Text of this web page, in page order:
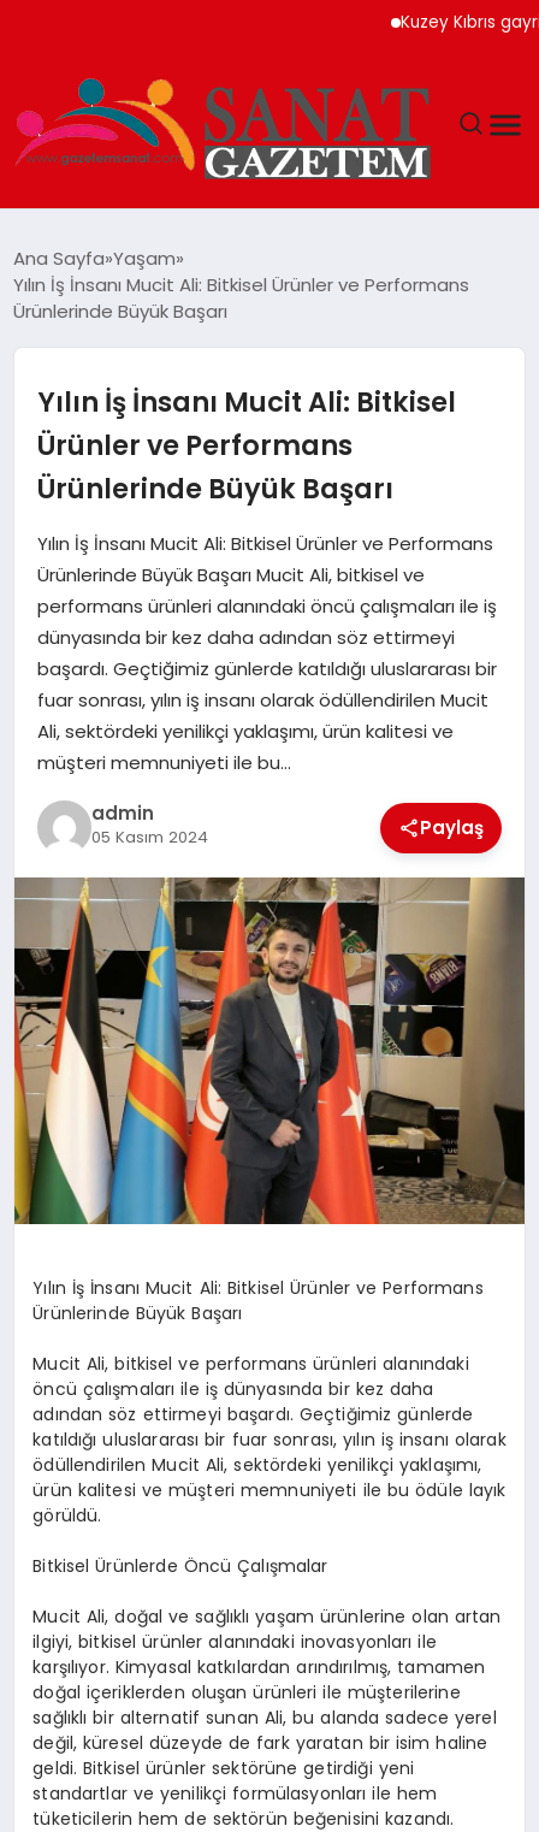
Kuzey Kıbrıs
TEKNOLOJI
SPOR
YAŞAM
EKONOMI
SAĞLIK
DÜNYA
EĞITIM
Ana Sayfa Yaşam
Yılın İş İnsanı Mucit Ali: Bitkisel Ürünler ve Performans
Ürünlerinde Büyük Başarı
Yılın İş İnsanı Mucit Ali: Bitkisel
Ürünler ve Performans
Ürünlerinde Büyük Başarı
Yılın İş İnsanı Mucit Ali: Bitkisel Ürünler ve Performans
Ürünlerinde Büyük Başarı Mucit Ali, bitkisel ve
performans ürünleri alanındaki öncü çalışmaları ile iş
dünyasında bir kez daha adından söz ettirmeyi
başardı. Geçtiğimiz günlerde katıldığı uluslararası bir
fuar sonrası, yılın iş insanı olarak ödüllendirilen Mucit
Ali, sektördeki yenilikçi yaklaşımı, ürün kalitesi ve
müşteri memnuniyeti ile bu…
admin
05 Kasım 2024 Paylaş
Yılın İş İnsanı Mucit Ali: Bitkisel Ürünler ve Performans
Ürünlerinde Büyük Başarı
Mucit Ali, bitkisel ve performans ürünleri alanındaki
öncü çalışmaları ile iş dünyasında bir kez daha
adından söz ettirmeyi başardı. Geçtiğimiz günlerde
katıldığı uluslararası bir fuar sonrası, yılın iş insanı olarak
ödüllendirilen Mucit Ali, sektördeki yenilikçi yaklaşımı,
ürün kalitesi ve müşteri memnuniyeti ile bu ödüle layık
görüldü.
Bitkisel Ürünlerde Öncü Çalışmalar
Mucit Ali, doğal ve sağlıklı yaşam ürünlerine olan artan
ilgiyi, bitkisel ürünler alanındaki inovasyonları ile
karşılıyor. Kimyasal katkılardan arındırılmış, tamamen
doğal içeriklerden oluşan ürünleri ile müşterilerine
sağlıklı bir alternatif sunan Ali, bu alanda sadece yerel
değil, küresel düzeyde de fark yaratan bir isim haline
geldi. Bitkisel ürünler sektörüne getirdiği yeni
standartlar ve yenilikçi formülasyonları ile hem
tüketicilerin hem de sektörün beğenisini kazandı.